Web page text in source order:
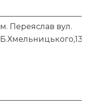
м. Переяслав вул.
Б.Хмельницького,137.